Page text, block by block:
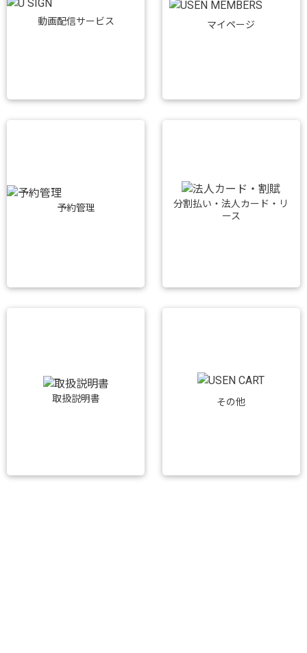
動画配信サービス マイページ
予約管理
分割払い・法人カード・リ
ース
取扱説明書 その他